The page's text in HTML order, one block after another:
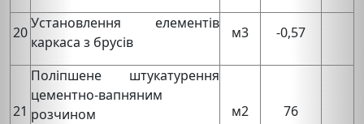
20
Установлення елементів
каркаса з брусів
м3 -0,57
21
Поліпшене штукатурення
цементно-вапняним
розчином
м2 76